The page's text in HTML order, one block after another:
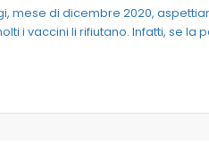
mese di dicembre 2020,
i vaccini li rifiutano. Infatti, se la